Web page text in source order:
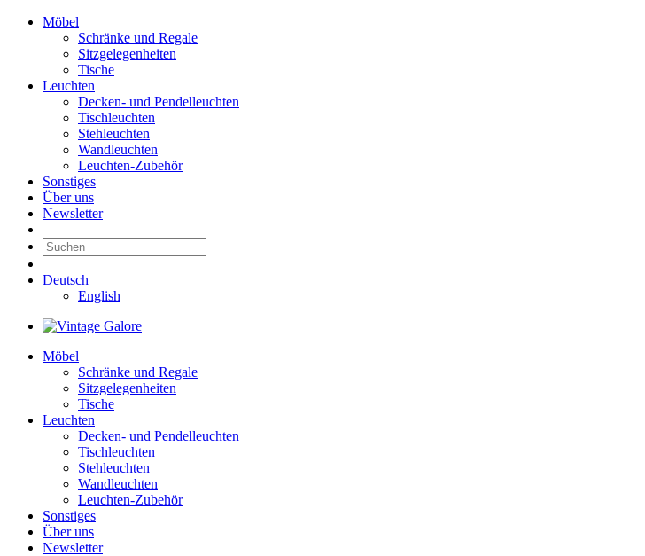
Möbel
Schränke und Regale
Sitzgelegenheiten
Tische
Leuchten
Decken- und Pendelleuchten
Tischleuchten
Stehleuchten
Wandleuchten
Leuchten-Zubehör
Sonstiges
Über uns
Newsletter
Deutsch
English
Möbel
Schränke und Regale
Sitzgelegenheiten
Tische
Leuchten
Decken- und Pendelleuchten
Tischleuchten
Stehleuchten
Wandleuchten
Leuchten-Zubehör
Sonstiges
Über uns
Newsletter